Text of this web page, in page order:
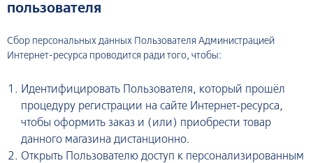
пользователя
Сбор персональных данных Пользователя Администрацией
Интернет-ресурса проводится ради того, чтобы:
Идентифицировать Пользователя, который прошёл
процедуру регистрации на сайте Интернет-ресурса,
чтобы оформить заказ и (или) приобрести товар
данного магазина дистанционно.
Открыть Пользователю доступ к персонализированным